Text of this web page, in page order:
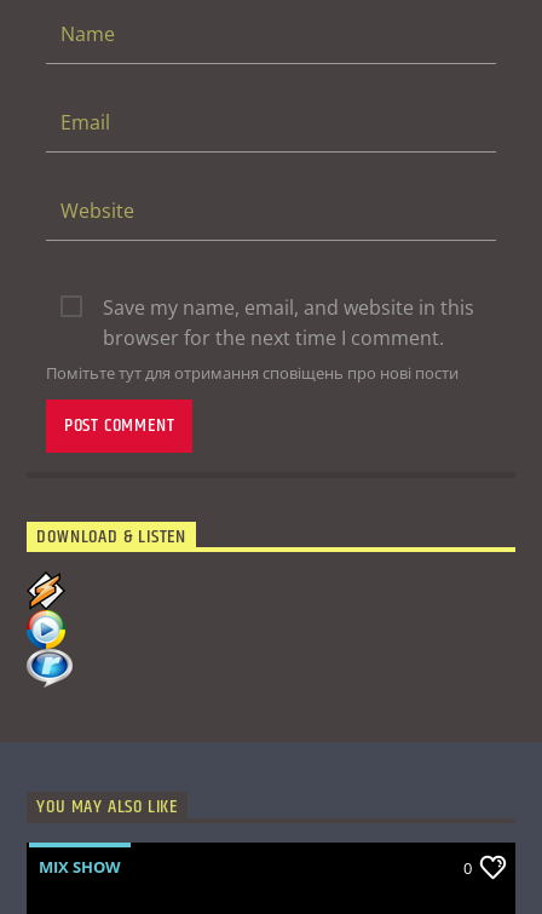
Save my name, email, and website in this
browser for the next time I comment.
Помітьте тут для отримання сповіщень про нові пости
DOWNLOAD & LISTEN
YOU MAY ALSO LIKE
MIX SHOW 0